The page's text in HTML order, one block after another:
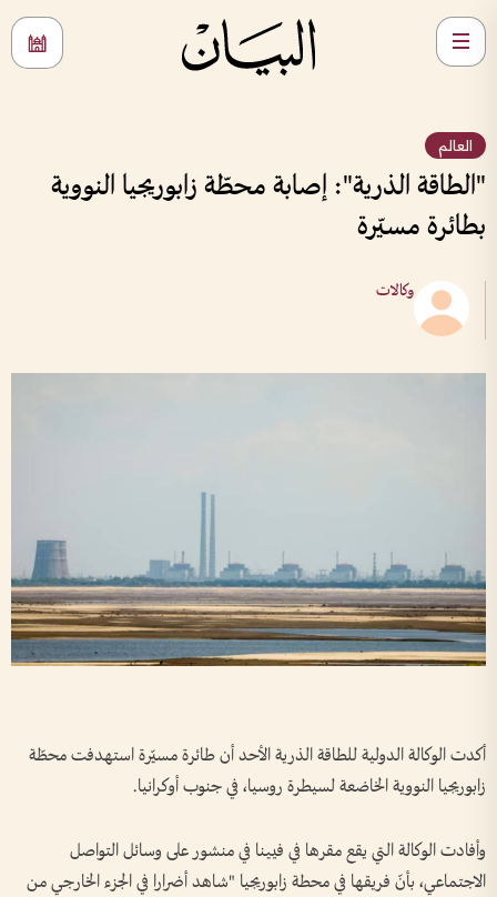
العالم
"الطاقة الذرية": إصابة محطّة زابوريجيا النووية
بطائرة مسيّرة
وكالات
أكدت الوكالة الدولية للطاقة الذرية الأحد أن طائرة مسيّرة استهدفت محطّة
زابوريجيا النووية الخاضعة لسيطرة روسيا، في جنوب أوكرانيا.
وأفادت الوكالة التي يقع مقرها في فيينا في منشور على وسائل التواصل
الاجتماعي، بأنّ فريقها في محطة زابوريجيا "شاهد أضرارا في الجزء الخارجي من